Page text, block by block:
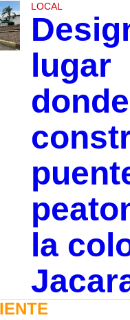
LOCAL
lugar
donde
la